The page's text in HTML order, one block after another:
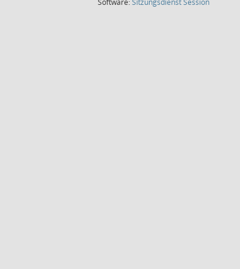
Software:SitzungsdienstSession